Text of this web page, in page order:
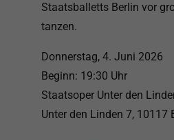
Staatsballetts Berlin vor
tanzen.
Donnerstag, 4. Juni 2026
Beginn: 19:30 Uhr
Staatsoper Unter den
Unter den Linden 7, 10117